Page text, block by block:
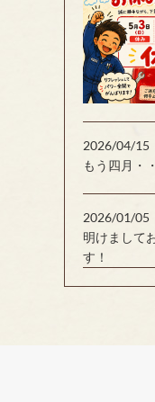
2026/04/15
もう四月・
2026/01/05
明けまして
す！